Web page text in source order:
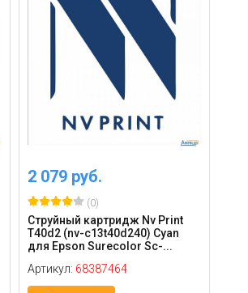
2 079 руб.
(0)
Струйный картридж Nv Print
T40d2 (nv-c13t40d240) Cyan
для Epson Surecolor Sc-...
Артикул: 68387464